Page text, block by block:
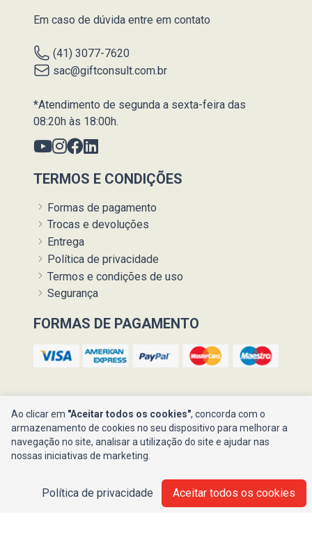
Ajuda ?
Em caso de dúvida entre em contato
(41) 3077-7620
sac@giftconsult.com.br
*Atendimento de segunda a sexta-feira das
08:20h às 18:00h.
TERMOS E CONDIÇÕES
Formas de pagamento
Trocas e devoluções
Entrega
Política de privacidade
Termos e condições de uso
Segurança
FORMAS DE PAGAMENTO
Ao clicar em "Aceitar todos os cookies", concorda com o
armazenamento de cookies no seu dispositivo para melhorar a
navegação no site, analisar a utilização do site e ajudar nas
nossas iniciativas de marketing.
Política de privacidade Aceitar todos os cookies